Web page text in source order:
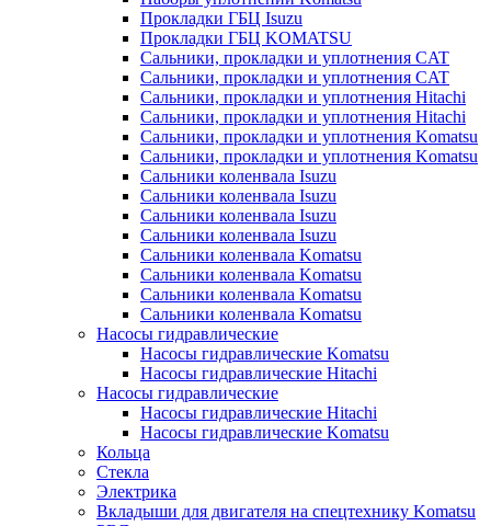
Прокладки ГБЦ Isuzu
Прокладки ГБЦ KOMATSU
Сальники, прокладки и уплотнения CAT
Сальники, прокладки и уплотнения CAT
Сальники, прокладки и уплотнения Hitachi
Сальники, прокладки и уплотнения Hitachi
Сальники, прокладки и уплотнения Komatsu
Сальники, прокладки и уплотнения Komatsu
Сальники коленвала Isuzu
Сальники коленвала Isuzu
Сальники коленвала Isuzu
Сальники коленвала Isuzu
Сальники коленвала Komatsu
Сальники коленвала Komatsu
Сальники коленвала Komatsu
Сальники коленвала Komatsu
Насосы гидравлические
Насосы гидравлические Komatsu
Насосы гидравлические Hitachi
Насосы гидравлические
Насосы гидравлические Hitachi
Насосы гидравлические Komatsu
Кольца
Стекла
Электрика
Вкладыши для двигателя на спецтехнику Komatsu